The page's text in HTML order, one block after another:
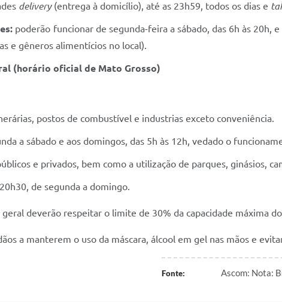
delivery(entrega à domicílio), até as 23h59, todos os dias e
poderão funcionar de segunda-feira a sábado, das 6h às 20h,
e gêneros alimentícios no local).
(horário oficial de Mato Grosso)
postos de combustível e industrias exceto conveniência.
a sábado e aos domingos, das 5h às 12h, vedado o
e privados, bem como a utilização de parques, ginásios,
de segunda a domingo.
deverão respeitar o limite de 30% da capacidade máxima
a manterem o uso da máscara, álcool em gel nas mãos e
Fonte: Ascom: Nota: